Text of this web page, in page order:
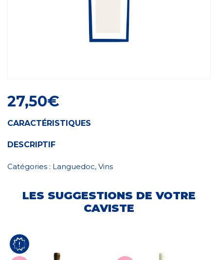
27,50€
CARACTÉRISTIQUES
DESCRIPTIF
Catégories : Languedoc, Vins
LES SUGGESTIONS DE VOTRE
CAVISTE